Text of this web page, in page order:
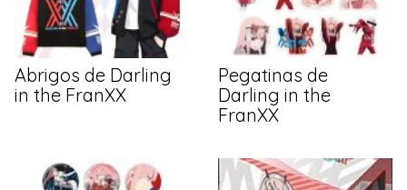
Abrigos de Darling
in the FranXX
Pegatinas de
Darling in the
FranXX